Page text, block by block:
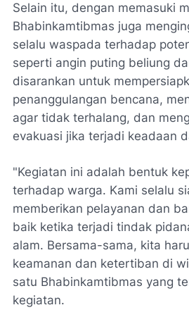
Selain itu, dengan memasuki
Bhabinkamtibmas juga
selalu waspada terhadap
seperti angin puting beliung
disarankan untuk
penanggulangan bencana,
agar tidak terhalang, dan
evakuasi jika terjadi keadaan
"Kegiatan ini adalah bentuk
terhadap warga. Kami selalu
memberikan pelayanan dan
baik ketika terjadi tindak
alam. Bersama-sama, kita
keamanan dan ketertiban di
satu Bhabinkamtibmas yang
kegiatan.